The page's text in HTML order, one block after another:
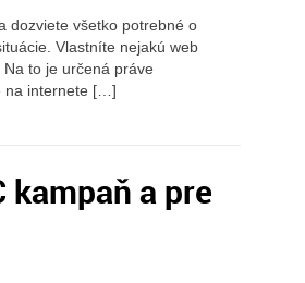
dozviete všetko potrebné o
Vlastníte nejakú web
to je určená práve
na internete […]
kampaň a pre